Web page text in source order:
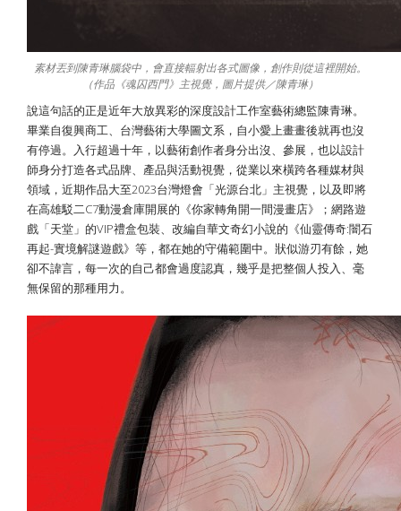
素材丟到陳青琳腦袋中，會直接輻射出各式圖像，創作則從這裡開始。
（作品《魂囚西門》主視覺，圖片提供／陳青琳）
說這句話的正是近年大放異彩的深度設計工作室藝術總監陳青琳。
畢業自復興商工、台灣藝術大學圖文系，自小愛上畫畫後就再也沒
有停過。入行超過十年，以藝術創作者身分出沒、參展，也以設計
師身分打造各式品牌、產品與活動視覺，從業以來橫跨各種媒材與
領域，近期作品大至2023台灣燈會「光源台北」主視覺，以及即將
在高雄駁二C7動漫倉庫開展的《你家轉角開一間漫畫店》；網路遊
戲「天堂」的VIP禮盒包裝、改編自華文奇幻小說的《仙靈傳奇:闇石
再起-實境解謎遊戲》等，都在她的守備範圍中。狀似游刃有餘，她
卻不諱言，每一次的自己都會過度認真，幾乎是把整個人投入、毫
無保留的那種用力。